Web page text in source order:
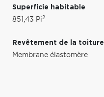
Superficie habitable
851,43 Pi2
Revêtement de la toiture
Membrane élastomère